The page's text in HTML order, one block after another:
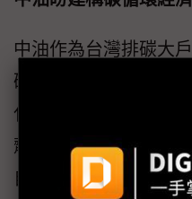
中油作為台灣排碳大
碳捕捉技術，目前正
化甲醇」系統，利用
劑捕捉工廠製程尾氣
自產氫反應轉化為甲